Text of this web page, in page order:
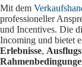
Mit dem
professioneller
und Incentives. Die
Incoming und bietet
Erlebnisse,